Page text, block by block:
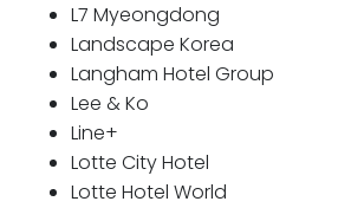
L7 Myeongdong
Landscape Korea
Langham Hotel Group
Lee & Ko
Line+
Lotte City Hotel
Lotte Hotel World